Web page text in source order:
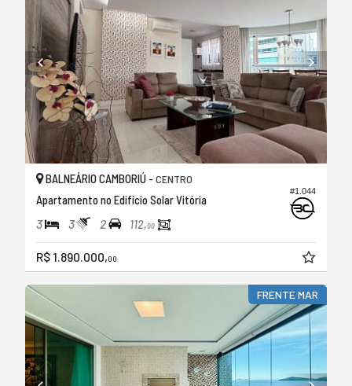
#1.044
BALNEÁRIO CAMBORIÚ - CENTRO
Apartamento no Edifício Solar Vitória
3 3 2 112,00
R$ 1.890.000,00
FRENTE MAR